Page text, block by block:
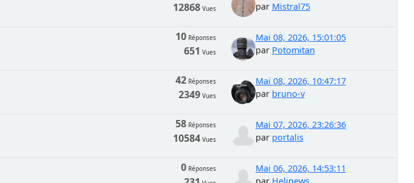
12868Vues
par Mistral75
10Réponses
651 Vues
Mai 08, 2026, 15:01:05
par Potomitan
42Réponses
2349Vues
Mai 08, 2026, 10:47:17
par bruno-v
58Réponses
10584Vues
Mai 07, 2026, 23:26:36
par portalis
0Réponses
Mai 06, 2026, 14:53:11